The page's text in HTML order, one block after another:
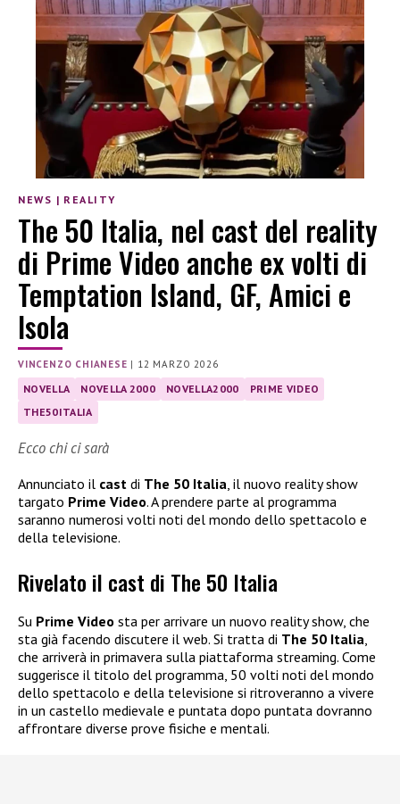
NEWS | REALITY
The 50 Italia, nel cast del reality
di Prime Video anche ex volti di
Temptation Island, GF, Amici e
Isola
VINCENZO CHIANESE | 12 MARZO 2026
NOVELLA NOVELLA 2000 NOVELLA2000
PRIME VIDEO
THE50ITALIA
Ecco chi ci sarà
Annunciato il cast di The 50 Italia, il nuovo reality show
targato Prime Video. A prendere parte al programma
saranno numerosi volti noti del mondo dello spettacolo e
della televisione.
Rivelato il cast di The 50 Italia
Su Prime Video sta per arrivare un nuovo reality show, che
sta già facendo discutere il web. Si tratta di The 50 Italia,
che arriverà in primavera sulla piattaforma streaming. Come
suggerisce il titolo del programma, 50 volti noti del mondo
dello spettacolo e della televisione si ritroveranno a vivere
in un castello medievale e puntata dopo puntata dovranno
affrontare diverse prove fisiche e mentali.